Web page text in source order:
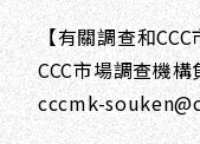
【有關調查和
CCC市場調查機
cccmk-